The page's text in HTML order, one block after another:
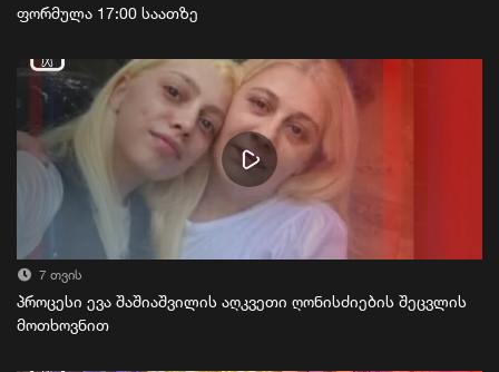
ფორმულა 17:00 საათზე
7 თვის
პროცესი ევა შაშიაშვილის აღკვეთი ღონისძიების შეცვლის
მოთხოვნით